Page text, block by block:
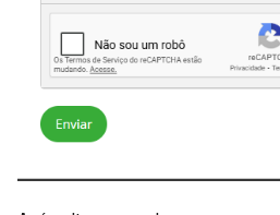
Gerenciar Solicitações de
Empréstimo de Beca
Formulário de Progressão